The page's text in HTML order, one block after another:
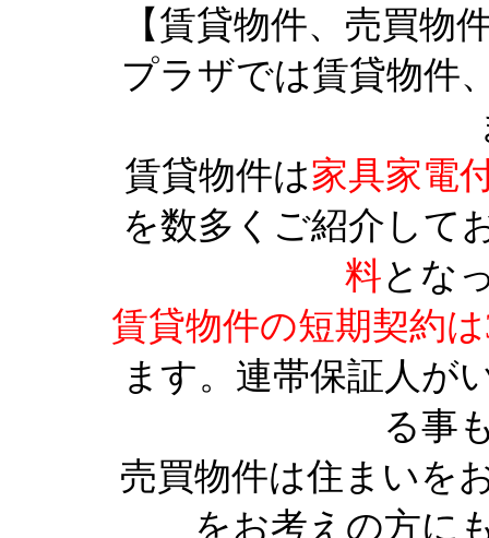
【賃貸物件、売買物
プラザでは賃貸物件
賃貸物件は家具家電
を数多くご紹介して
料とな
賃貸物件の短期契約
ます。連帯保証人が
る事
売買物件は住まいを
をお考えの方に